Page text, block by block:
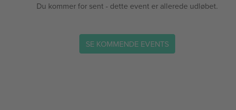
Du kommer for sent - dette event er allerede udløbet.
SE KOMMENDE EVENTS